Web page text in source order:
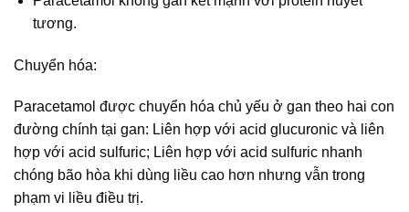
tương.
Chuyển hóa:
Paracetamol được chuyển hóa chủ yếu ở gan theo hai con
đường chính tại gan: Liên hợp với acid glucuronic và liên
hợp với acid sulfuric; Liên hợp với acid sulfuric nhanh
chóng bão hòa khi dùng liều cao hơn nhưng vẫn trong
phạm vi liều điều trị.